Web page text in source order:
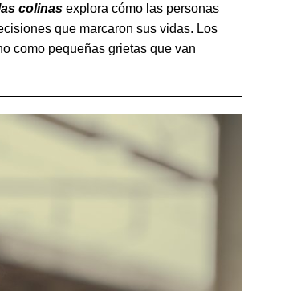
colinas explora cómo las personas
que marcaron sus vidas. Los
como pequeñas grietas que van